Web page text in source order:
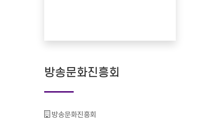
방송문화진흥회
기관명 :
방송문화진흥회